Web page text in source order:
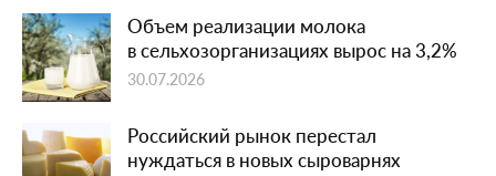
Объем реализации молока
в сельхозорганизациях вырос на 3,2%
30.07.2026
Российский рынок перестал
нуждаться в новых сыроварнях